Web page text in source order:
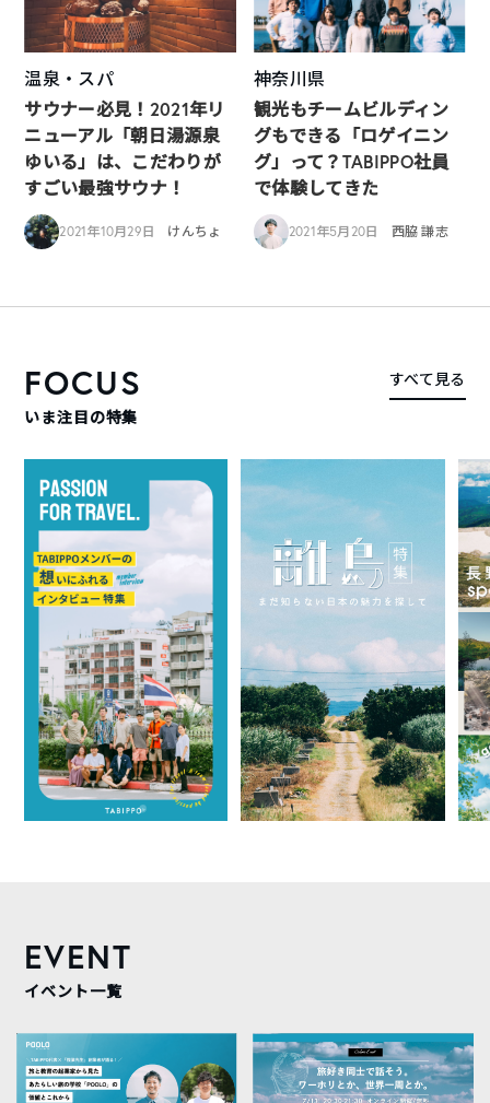
温泉・スパ
サウナー必見！2021年リ
ニューアル「朝日湯源泉
ゆいる」は、こだわりが
すごい最強サウナ！
2021年10月29日 けんちょ
神奈川県
観光もチームビルディン
グもできる「ロゲイニン
グ」って？TABIPPO社員
で体験してきた
2021年5月20日 西脇 謙志
FOCUS
いま注目の特集
すべて見る
EVENT
イベント一覧